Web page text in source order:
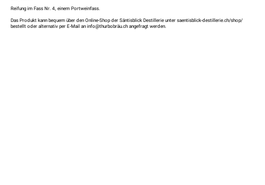
Reifung im Fass Nr. 4, einem Portweinfass.
Das Produkt kann bequem über den Online-Shop der Säntisblick Destillerie unter saentisblick-destillerie.ch/shop/
bestellt oder alternativ per E-Mail an info@thurbobräu.ch angefragt werden.